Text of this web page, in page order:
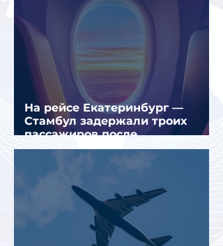
На рейсе Екатеринбург —
Стамбул задержали троих
пассажиров после
предполагаемой серии краж